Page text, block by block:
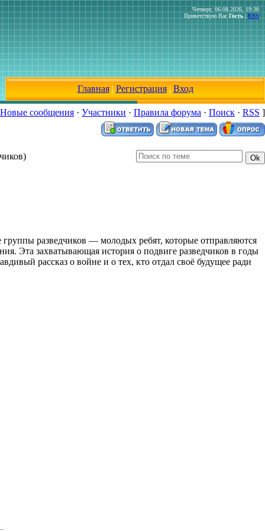
Четверг, 06.08.2026, 19:30
Приветствую Вас Гость | RSS
Главная| Регистрация| Вход
Новые сообщения · Участники · Правила форума · Поиск · RSS ]
разведчиков — молодых ребят, которые отправляются
Эта захватывающая история о подвиге разведчиков в годы
рассказ о войне и о тех, кто отдал своё будущее ради